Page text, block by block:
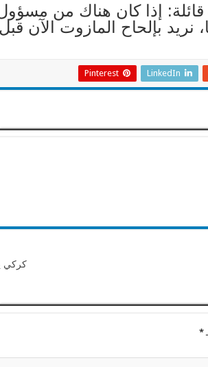
قائلة: إذا كان هناك من
نريد بإلحاح المازوت الآن
LinkedIn
Pinterest
كركي
*